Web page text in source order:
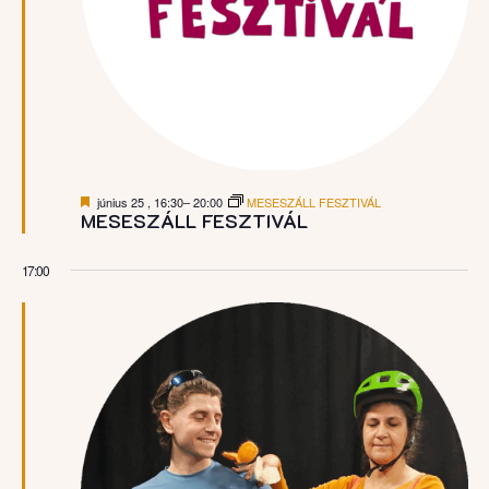
MESESZÁLL FESZTIVÁL
Kiemelt
június 25 , 16:30–20:00 MESESZÁLL FESZTIVÁL
17:00